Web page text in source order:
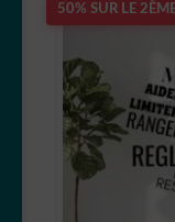
50% SUR LE